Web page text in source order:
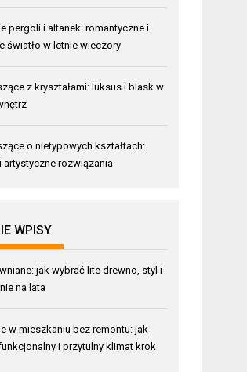
pergoli i altanek: romantyczne i
światło w letnie wieczory
z kryształami: luksus i blask w
o nietypowych kształtach:
artystyczne rozwiązania
WPISY
jak wybrać lite drewno, styl i
na lata
w mieszkaniu bez remontu: jak
i przytulny klimat krok